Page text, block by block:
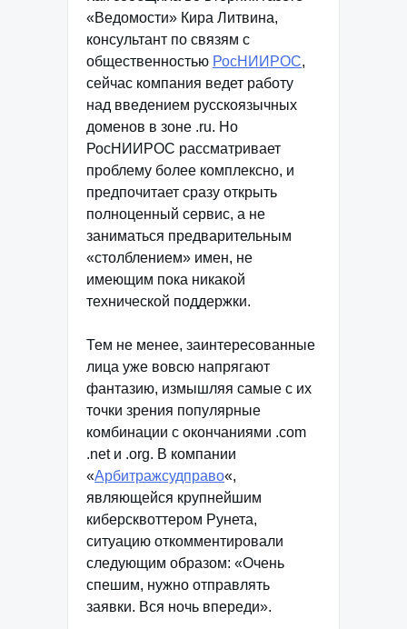
«Ведомости» Кира Литвина,
консультант по связям с
общественностью РосНИИРОС,
сейчас компания ведет работу
над введением русскоязычных
доменов в зоне .ru. Но
РосНИИРОС рассматривает
проблему более комплексно, и
предпочитает сразу открыть
полноценный сервис, а не
заниматься предварительным
«столблением» имен, не
имеющим пока никакой
технической поддержки.
Тем не менее, заинтересованные
лица уже вовсю напрягают
фантазию, измышляя самые с их
точки зрения популярные
комбинации с окончаниями .com
.net и .org. В компании
«Арбитражсудправо«,
являющейся крупнейшим
киберсквоттером Рунета,
ситуацию откомментировали
следующим образом: «Очень
спешим, нужно отправлять
заявки. Вся ночь впереди».